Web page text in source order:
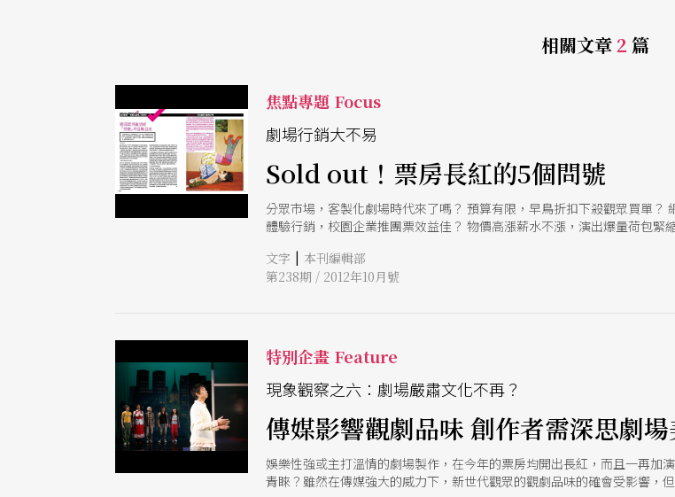
相關文章 2 篇
焦點專題 Focus
劇場行銷大不易
Sold out！票房長紅的5個問號
分眾市場，客製化劇場時代來了嗎？ 預算有限，早鳥折扣下殺觀眾買單
體驗行銷，校園企業推團票效益佳？ 物價高漲薪水
文字 | 本刊編輯部
第238期 / 2012年10月號
特別企畫 Feature
現象觀察之六：劇場嚴肅文化不再？
傳媒影響觀劇品味 創作者需深思劇
娛樂性強或主打溫情的劇場製作，在今年的票房均開出長紅，而且一再加
青睞？雖然在傳媒強大的威力下，新世代觀眾的觀劇品味的確會受影響，